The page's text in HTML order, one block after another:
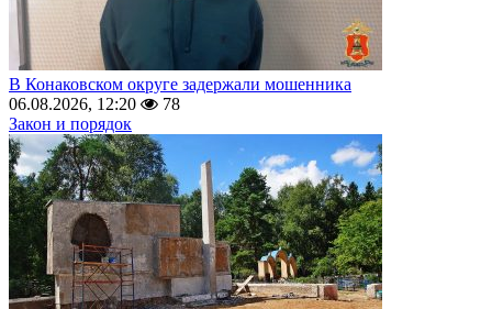
В Конаковском округе задержали мошенника
06.08.2026, 12:20
78
Закон и порядок